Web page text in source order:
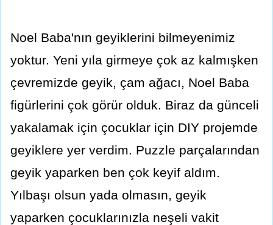
Noel Baba'nın geyiklerini bilmeyenimiz
yoktur. Yeni yıla girmeye çok az kalmışken
çevremizde geyik, çam ağacı, Noel Baba
figürlerini çok görür olduk. Biraz da günceli
yakalamak için çocuklar için DIY projemde
geyiklere yer verdim. Puzzle parçalarından
geyik yaparken ben çok keyif aldım.
Yılbaşı olsun yada olmasın, geyik
yaparken çocuklarınızla neşeli vakit